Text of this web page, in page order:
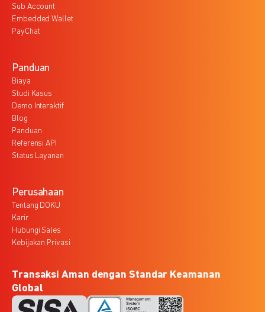
Sub Account
Embedded Wallet
PayChat
Panduan
Biaya
Studi Kasus
Demo Interaktif
Blog
Panduan
Referensi API
Status Layanan
Perusahaan
Tentang DOKU
Karir
Hubungi Sales
Kebijakan Privasi
Transaksi Aman dengan Standar Keamanan
Global